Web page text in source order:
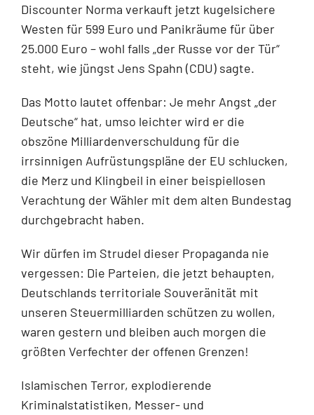
Discounter Norma verkauft jetzt kugelsichere
Westen für 599 Euro und Panikräume für über
25.000 Euro – wohl falls „der Russe vor der Tür“
steht, wie jüngst Jens Spahn (CDU) sagte.
Das Motto lautet offenbar: Je mehr Angst „der
Deutsche“ hat, umso leichter wird er die
obszöne Milliardenverschuldung für die
irrsinnigen Aufrüstungspläne der EU schlucken,
die Merz und Klingbeil in einer beispiellosen
Verachtung der Wähler mit dem alten Bundestag
durchgebracht haben.
Wir dürfen im Strudel dieser Propaganda nie
vergessen: Die Parteien, die jetzt behaupten,
Deutschlands territoriale Souveränität mit
unseren Steuermilliarden schützen zu wollen,
waren gestern und bleiben auch morgen die
größten Verfechter der offenen Grenzen!
Islamischen Terror, explodierende
Kriminalstatistiken, Messer- und